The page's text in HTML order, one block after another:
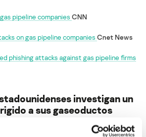
pipeline companies CNN
on gas pipeline companies Cnet News
phishing attacks against gas pipeline firms
investigan un
a sus gaseoductos
electrónico no será publicada. Los